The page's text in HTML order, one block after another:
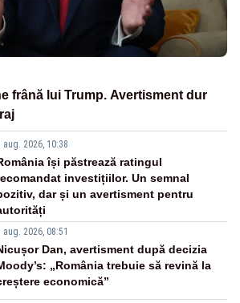
frână lui Trump. Avertisment dur
aug. 2026, 10:38
își păstrează ratingul
investițiilor. Un semnal
dar și un avertisment pentru
aug. 2026, 08:51
Dan, avertisment după decizia
„România trebuie să revină la
economică”